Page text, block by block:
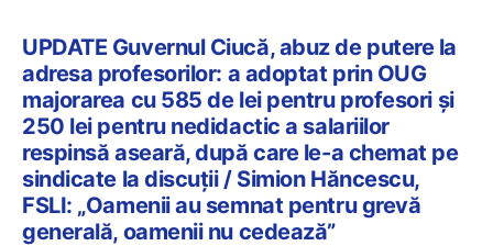
UPDATE Guvernul Ciucă, abuz de putere la
adresa profesorilor: a adoptat prin OUG
majorarea cu 585 de lei pentru profesori și
250 lei pentru nedidactic a salariilor
respinsă aseară, după care le-a chemat pe
sindicate la discuții / Simion Hăncescu,
FSLI: „Oamenii au semnat pentru grevă
generală, oamenii nu cedează”